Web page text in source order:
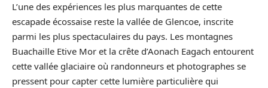
L’une des expériences les plus marquantes de cette
escapade écossaise reste la vallée de Glencoe, inscrite
parmi les plus spectaculaires du pays. Les montagnes
Buachaille Etive Mor et la crête d’Aonach Eagach entourent
cette vallée glaciaire où randonneurs et photographes se
pressent pour capter cette lumière particulière qui